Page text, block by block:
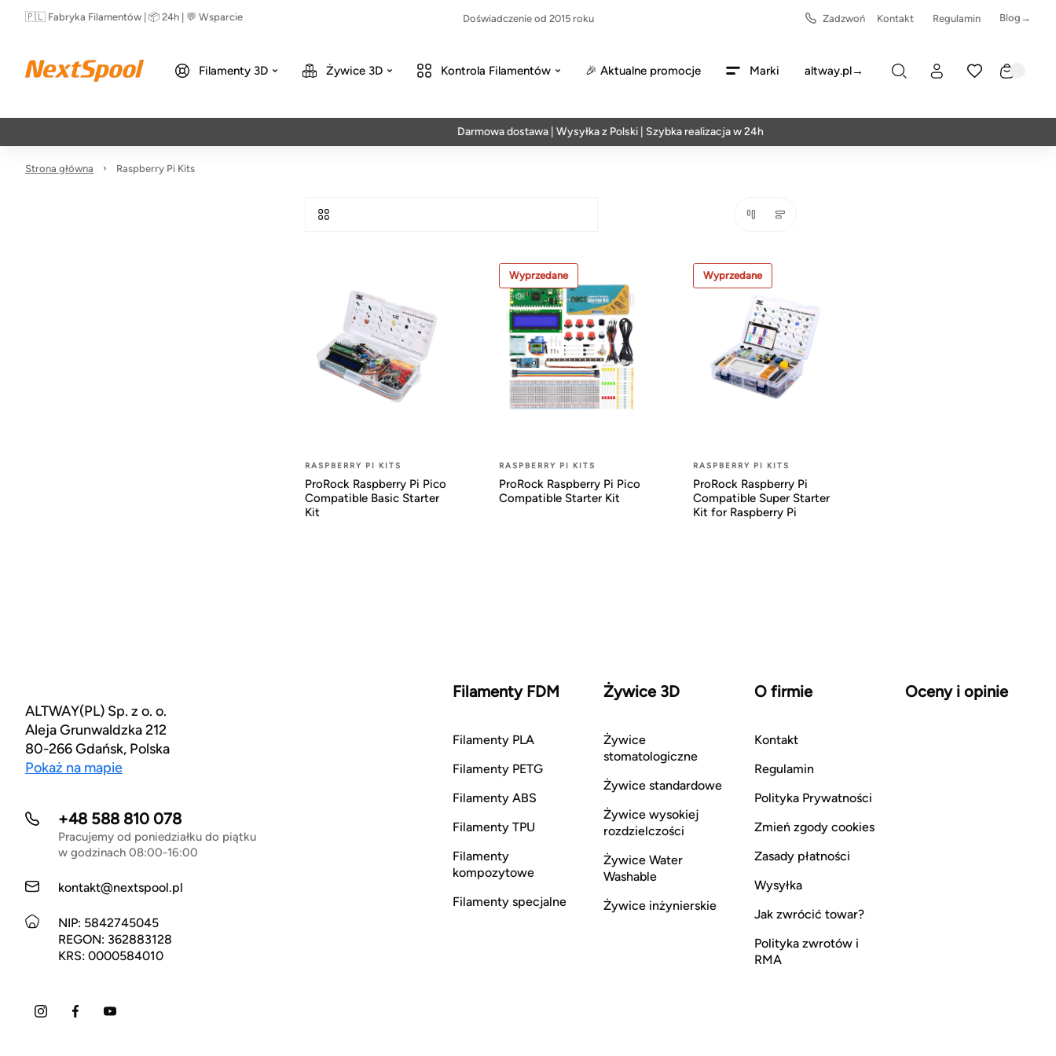
🇵🇱 Fabryka Filamentów | 📦 24h | 💬 Wsparcie Doświadczenie od 2015 roku Zadzwoń Kontakt Regulamin Blog→
Filamenty 3D Żywice 3D Kontrola Filamentów 🎉 Aktualne promocje Marki altway.pl→
Darmowa dostawa | Wysyłka z Polski | Szybka realizacja w 24h
Strona główna Raspberry Pi Kits
RASPBERRY PI KITS
ProRock Raspberry Pi Pico
Compatible Basic Starter
Kit
Wyprzedane
RASPBERRY PI KITS
ProRock Raspberry Pi Pico
Compatible Starter Kit
Wyprzedane
RASPBERRY PI KITS
ProRock Raspberry Pi
Compatible Super Starter
Kit for Raspberry Pi
ALTWAY(PL) Sp. z o. o.
Aleja Grunwaldzka 212
80-266 Gdańsk, Polska
Pokaż na mapie
+48 588 810 078
Pracujemy od poniedziałku do piątku
w godzinach 08:00-16:00
kontakt@nextspool.pl
NIP: 5842745045
REGON: 362883128
KRS: 0000584010
Filamenty FDM
Filamenty PLA
Filamenty PETG
Filamenty ABS
Filamenty TPU
Filamenty
kompozytowe
Filamenty specjalne
Żywice 3D
Żywice
stomatologiczne
Żywice standardowe
Żywice wysokiej
rozdzielczości
Żywice Water
Washable
Żywice inżynierskie
O firmie
Kontakt
Regulamin
Polityka Prywatności
Zmień zgody cookies
Zasady płatności
Wysyłka
Jak zwrócić towar?
Polityka zwrotów i
RMA
Oceny i opinie